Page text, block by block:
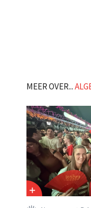
MEER OVER...